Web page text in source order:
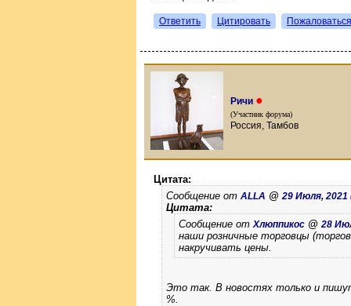
Ответить Цитировать Пожаловаться
Ричи ●
(Участник форума)
Россия, Тамбов
Цитата:
Сообщение от ALLA @29 Июля, 2021
Цитата:
Сообщение отХлюппикос @28
наши розничные торговцы
накручивать цены.
Это так. В новостях только и
%.